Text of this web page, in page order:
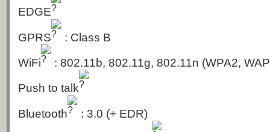
EDGE
GPRS : Class B
WiFi : 802.11b, 802.11g, 802.11n (WPA2,
Push to talk
Bluetooth : 3.0 (+ EDR)